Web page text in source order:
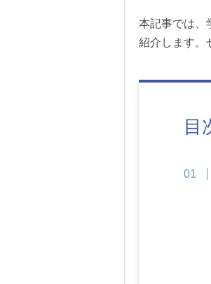
本記事では、
紹介します。
目